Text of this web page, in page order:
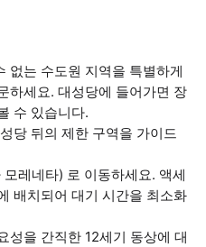
없는 수도원 지역을 특별하게
하세요. 대성당에 들어가면 장
수 있습니다.
당 뒤의 제한 구역을 가이드
레네타) 로 이동하세요. 액세
배치되어 대기 시간을 최소화
성을 간직한 12세기 동상에 대